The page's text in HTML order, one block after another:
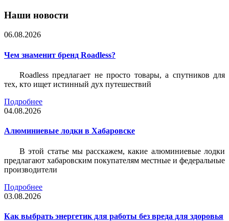
Наши новости
06.08.2026
Чем знаменит бренд Roadless?
Roadless предлагает не просто товары, а спутников для
тех, кто ищет истинный дух путешествий
Подробнее
04.08.2026
Алюминиевые лодки в Хабаровске
В этой статье мы расскажем, какие алюминиевые лодки
предлагают хабаровским покупателям местные и федеральные
производители
Подробнее
03.08.2026
Как выбрать энергетик для работы без вреда для здоровья